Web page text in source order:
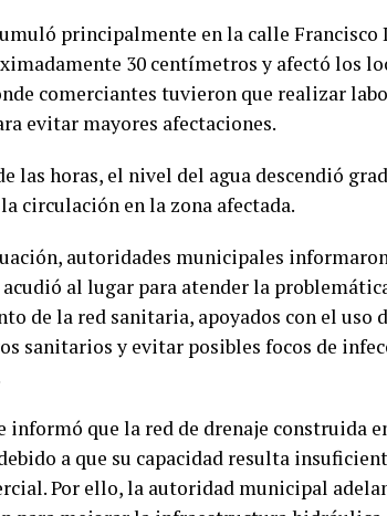
principalmente en la calle
30 centímetros y afectó los
comerciantes tuvieron que realizar
evitar mayores afectaciones.
las horas, el nivel del agua descendió
circulación en la zona afectada.
autoridades municipales
acudió al lugar para atender la
de la red sanitaria, apoyados con el uso
sanitarios y evitar posibles focos de
informó que la red de drenaje construida
a que su capacidad resulta
Por ello, la autoridad municipal